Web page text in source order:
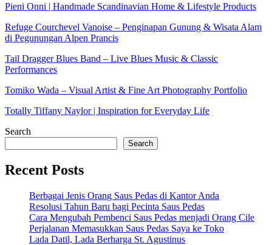
Pieni Onni | Handmade Scandinavian Home & Lifestyle Products
Refuge Courchevel Vanoise – Penginapan Gunung & Wisata Alam
di Pegunungan Alpen Prancis
Tail Dragger Blues Band – Live Blues Music & Classic
Performances
Tomiko Wada – Visual Artist & Fine Art Photography Portfolio
Totally Tiffany Naylor | Inspiration for Everyday Life
Search
Search
Recent Posts
Berbagai Jenis Orang Saus Pedas di Kantor Anda
Resolusi Tahun Baru bagi Pecinta Saus Pedas
Cara Mengubah Pembenci Saus Pedas menjadi Orang Cile
Perjalanan Memasukkan Saus Pedas Saya ke Toko
Lada Datil, Lada Berharga St. Agustinus